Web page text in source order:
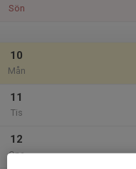
Sön
10
Mån
11
Tis
12
Ons